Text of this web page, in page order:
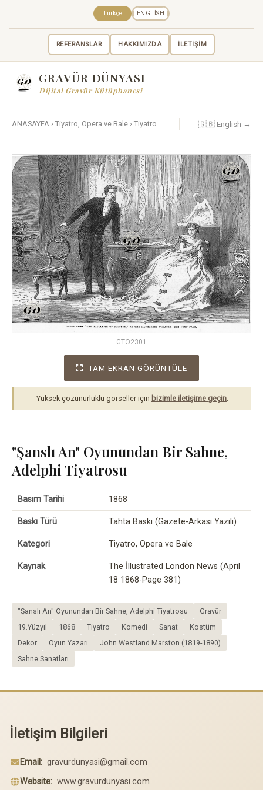
REFERANSLAR HAKKIMIZDA İLETİŞİM
Türkçe ENGLISH
GRAVÜR DÜNYASI
Dijital Gravür Kütüphanesi
ANASAYFA › Tiyatro, Opera ve Bale › Tiyatro 🇬🇧 English →
GTO2301
TAM EKRAN GÖRÜNTÜLE
Yüksek çözünürlüklü görseller için bizimle iletişime geçin.
"Şanslı An" Oyunundan Bir Sahne,
Adelphi Tiyatrosu
Basım Tarihi 1868
Baskı Türü Tahta Baskı (Gazete-Arkası Yazılı)
Kategori Tiyatro, Opera ve Bale
Kaynak
The İllustrated London News (April
18 1868-Page 381)
"Şanslı An" Oyunundan Bir Sahne, Adelphi Tiyatrosu
Gravür
19.Yüzyıl
1868 Tiyatro Komedi Sanat
Kostüm
Dekor
Oyun Yazarı
John Westland Marston (1819-1890)
Sahne Sanatları
İletişim Bilgileri
Email: gravurdunyasi@gmail.com
Website: www.gravurdunyasi.com